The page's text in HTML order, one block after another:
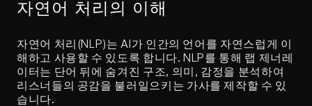
자연어 처리의 이해
자연어 처리(NLP)는 AI가 인간의 언어를 자연스럽게 이
해하고 사용할 수 있도록 합니다. NLP를 통해 랩 제너레
이터는 단어 뒤에 숨겨진 구조, 의미, 감정을 분석하여
리스너들의 공감을 불러일으키는 가사를 제작할 수 있
습니다.